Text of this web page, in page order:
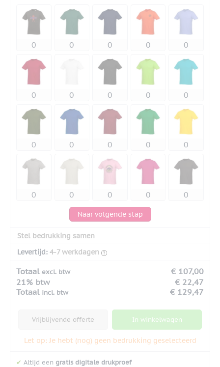
Naar volgende stap
Stel bedrukking samen
Levertijd: 4-7 werkdagen
Totaal excl. btw
€ 107,00
21% btw
€ 22,47
Totaal incl. btw € 129,47
Vrijblijvende offerte In winkelwagen
Let op: Je hebt (nog) geen bedrukking geselecteerd
✔ Altijd een gratis digitale drukproef